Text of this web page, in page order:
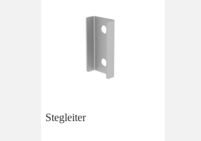
Stegleiter